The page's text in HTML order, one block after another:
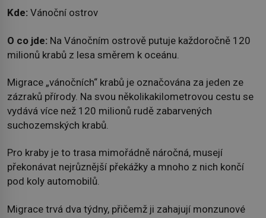
Kde: Vánoční ostrov
O co jde: Na Vánočním ostrově putuje každoročně 120
milionů krabů z lesa směrem k oceánu.
Migrace „vánočních“ krabů je označována za jeden ze
zázraků přírody. Na svou několikakilometrovou cestu se
vydává více než 120 milionů rudě zabarvených
suchozemských krabů.
Pro kraby je to trasa mimořádně náročná, musejí
překonávat nejrůznější překážky a mnoho z nich končí
pod koly automobilů.
Migrace trvá dva týdny, přičemž ji zahajují monzunové